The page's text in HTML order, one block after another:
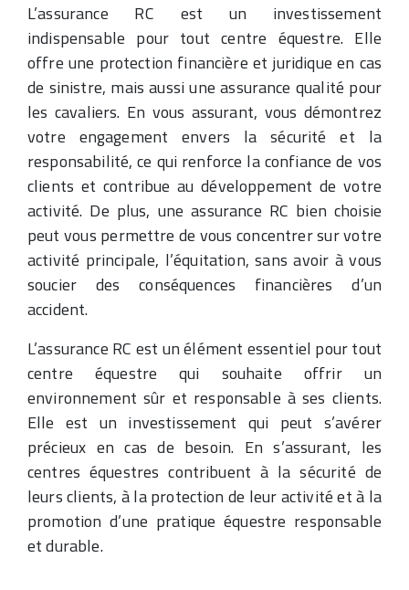
L’assurance RC est un investissement
indispensable pour tout centre équestre. Elle
offre une protection financière et juridique en cas
de sinistre, mais aussi une assurance qualité pour
les cavaliers. En vous assurant, vous démontrez
votre engagement envers la sécurité et la
responsabilité, ce qui renforce la confiance de vos
clients et contribue au développement de votre
activité. De plus, une assurance RC bien choisie
peut vous permettre de vous concentrer sur votre
activité principale, l’équitation, sans avoir à vous
soucier des conséquences financières d’un
accident.
L’assurance RC est un élément essentiel pour tout
centre équestre qui souhaite offrir un
environnement sûr et responsable à ses clients.
Elle est un investissement qui peut s’avérer
précieux en cas de besoin. En s’assurant, les
centres équestres contribuent à la sécurité de
leurs clients, à la protection de leur activité et à la
promotion d’une pratique équestre responsable
et durable.